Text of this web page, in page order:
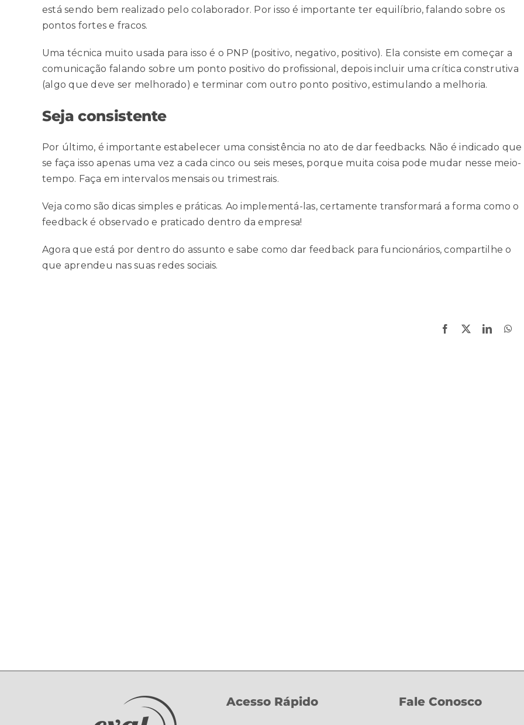
está sendo bem realizado pelo colaborador. Por isso é importante ter equilíbrio, falando sobre os
pontos fortes e fracos.
Uma técnica muito usada para isso é o PNP (positivo, negativo, positivo). Ela consiste em começar a
comunicação falando sobre um ponto positivo do profissional, depois incluir uma crítica construtiva
(algo que deve ser melhorado) e terminar com outro ponto positivo, estimulando a melhoria.
Seja consistente
Por último, é importante estabelecer uma consistência no ato de dar feedbacks. Não é indicado que
se faça isso apenas uma vez a cada cinco ou seis meses, porque muita coisa pode mudar nesse meio-
tempo. Faça em intervalos mensais ou trimestrais.
Veja como são dicas simples e práticas. Ao implementá-las, certamente transformará a forma como o
feedback é observado e praticado dentro da empresa!
Agora que está por dentro do assunto e sabe como dar feedback para funcionários, compartilhe o
que aprendeu nas suas redes sociais.
Facebook
Acesso Rápido Fale Conosco